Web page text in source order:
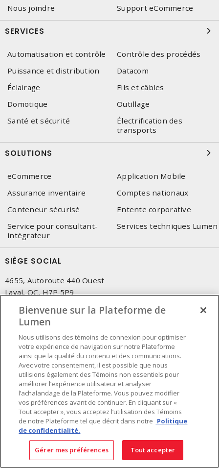
Nous joindre
Support eCommerce
SERVICES
Automatisation et contrôle
Contrôle des procédés
Puissance et distribution
Datacom
Éclairage
Fils et câbles
Domotique
Outillage
Santé et sécurité
Électrification des
transports
SOLUTIONS
eCommerce
Application Mobile
Assurance inventaire
Comptes nationaux
Conteneur sécurisé
Entente corporative
Service pour consultant-
intégrateur
Services techniques Lumen
SIÈGE SOCIAL
4655, Autoroute 440 Ouest
Laval, QC, H7P 5P9
:450 688-9249
Sans frais:1 800 599-9249
Service d'urgence:1 800 363-0303 (Après les heures de
bureau - 17h00 et 7h00, Frais applicables)
Fait au Canada avec des composants canadiens et importés
INSCRIVEZ-VOUS À L'INFOLETTRE
Obtenez des informations à jour sur les offres de Lumen
Bienvenue sur la Plateforme de
Lumen
Nous utilisons des témoins de connexion pour optimiser
votre expérience de navigation sur notre Plateforme
ainsi que la qualité du contenu et des communications.
Avec votre consentement, il est possible que nous
utilisions également des Témoins non essentiels pour
améliorer l’expérience utilisateur et analyser
l’achalandage de la Plateforme. Vous pouvez modifier
vos préférences avant de continuer. En cliquant sur «
Tout accepter », vous acceptez l’utilisation des Témoins
de notre Plateforme tel que décrit dans notre Politique
de confidentialité.
Gérer mes préférences Tout accepter